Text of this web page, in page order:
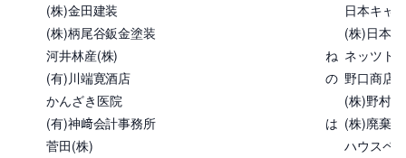
(株)金田建装
日本キャ
(株)柄尾谷鈑金塗装
(株)日本
河井林産(株)
ね ネッツト
(有)川端寛酒店
の 野口商店
かんざき医院
(株)野村
(有)神﨑会計事務所
は (株)廃棄
菅田(株)
ハウスペ